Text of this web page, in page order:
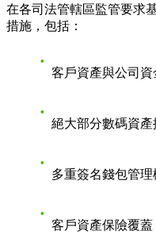
在各司法管轄區監管要求
措施，包括：
客戶資產與公司
絕大部分數碼資
多重簽名錢包管理
客戶資產保險覆蓋